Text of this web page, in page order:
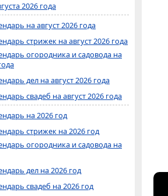
2026 года
на август 2026 года
стрижек на август 2026 года
огородника и садовода на
дел на август 2026 года
свадеб на август 2026 года
на 2026 год
стрижек на 2026 год
огородника и садовода на
дел на 2026 год
свадеб на 2026 год